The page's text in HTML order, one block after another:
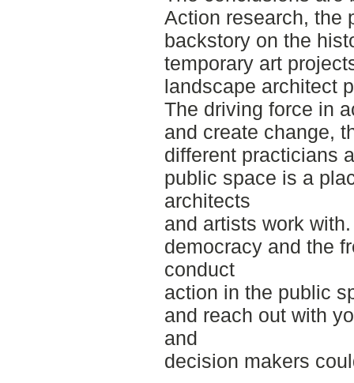
Action research, the
backstory on the
temporary art
landscape architect
The driving force in
and create change,
different practicians
public space is a
architects
and artists work
democracy and the
conduct
action in the public
and reach out with
and
decision makers